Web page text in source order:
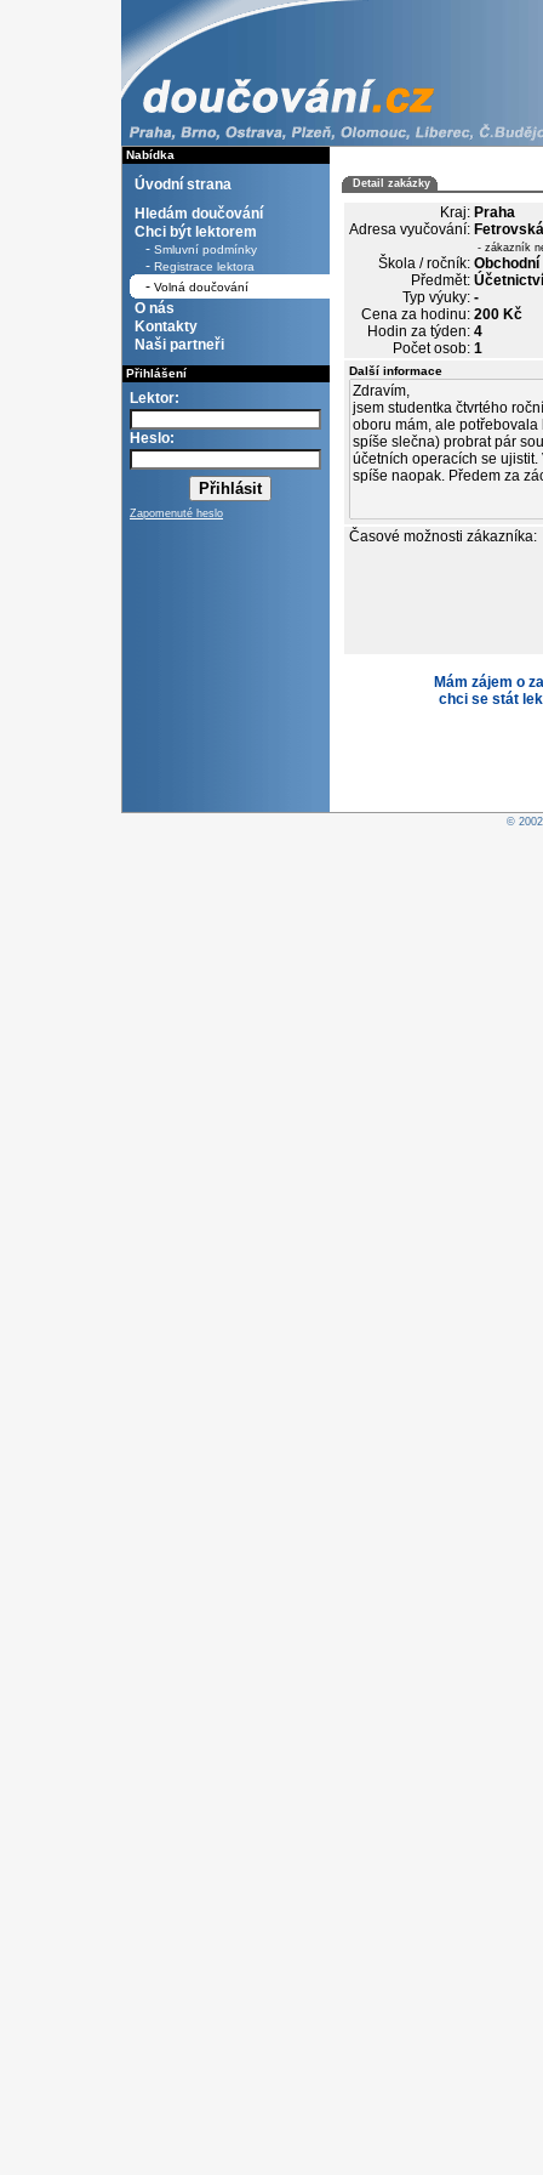
Nabídka
Úvodní strana
Hledám doučování
Chci být lektorem
- Smluvní podmínky
- Registrace lektora
- Volná doučování
O nás
Kontakty
Naši partneři
Přihlášení
Lektor:
Heslo:
Zapomenuté heslo
Detail zakázky
Kraj: Praha
Adresa vyučování: Fetrovská
- zákazník
Škola / ročník: Obchodní
Předmět:
Typ výuky: -
Cena za hodinu: 200 Kč
Hodin za týden: 4
Počet osob: 1
Další informace
Časové možnosti zákazníka:
Mám zájem o
chci se stát
©